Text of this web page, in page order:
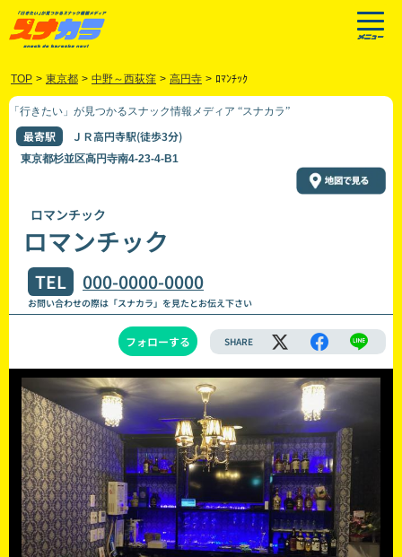
TOP > 東京都 > 中野～西荻窪 > 高円寺 > ﾛﾏﾝﾁｯｸ
「行きたい」が見つかるスナック情報メディア “スナカラ”
最寄駅 ＪＲ高円寺駅(徒歩3分)
東京都杉並区高円寺南4-23-4-B1
ロマンチック
ロマンチック
TEL 000-0000-0000
お問い合わせの際は「スナカラ」を見たとお伝え下さい
フォローする SHARE